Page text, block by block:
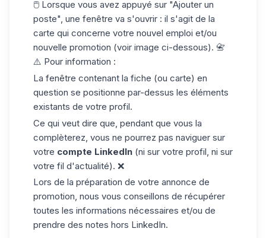
🖱️ Lorsque vous avez appuyé sur "Ajouter un
poste", une fenêtre va s'ouvrir : il s'agit de la
carte qui concerne votre nouvel emploi et/ou
nouvelle promotion (voir image ci-dessous). 📇
⚠️ Pour information :
La fenêtre contenant la fiche (ou carte) en
question se positionne par-dessus les éléments
existants de votre profil.
Ce qui veut dire que, pendant que vous la
complèterez, vous ne pourrez pas naviguer sur
votre compte LinkedIn (ni sur votre profil, ni sur
votre fil d'actualité). ❌
Lors de la préparation de votre annonce de
promotion, nous vous conseillons de récupérer
toutes les informations nécessaires et/ou de
prendre des notes hors LinkedIn.